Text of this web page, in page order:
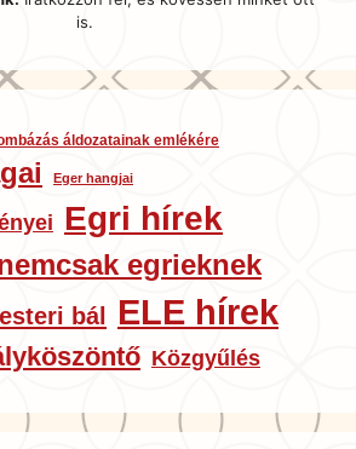
is.
áldozatainak emlékére
Eger hangjai
Egri hírek
egrieknek
bál ELE hírek
Közgyűlés